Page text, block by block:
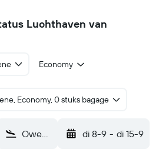
Luchthaven van
Economy
Economy, 0 stuks bagage
Owensboro (OWB) di 8-9 - di 15-9